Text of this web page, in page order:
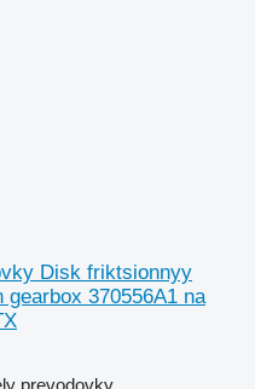
Disk friktsionnyy
370556A1 na
prevodovky